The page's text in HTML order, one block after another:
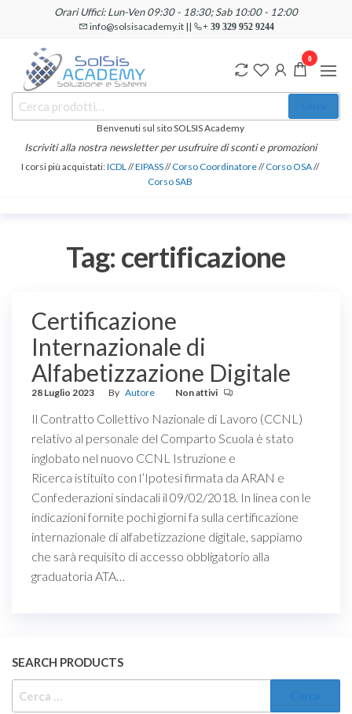
contenuto
Orari Uffici: Lun-Ven 09:30 - 18:30; Sab 10:00 - 12:00
info@solsisacademy.it || + 39 329 952 9244
SOLSIS
Academy
Corsi e
Certificazioni
Linguistiche
Benvenuti sul sito SOLSIS Academy
Iscriviti alla nostra newsletter per usufruire di sconti e promozioni
I corsi più acquistati:ICDL//EIPASS//Corso Coordinatore//Corso OSA//
Corso SAB
0
Tag: certificazione
Certificazione
Internazionale di
Alfabetizzazione Digitale
28 Luglio 2023 By Autore Non attivi
Il Contratto Collettivo Nazionale di Lavoro (CCNL)
relativo al personale del Comparto Scuola è stato
inglobato nel nuovo CCNL Istruzione e
Ricerca istituito con l’Ipotesi firmata da ARAN e
Confederazioni sindacali il 09/02/2018. In linea con le
indicazioni fornite pochi giorni fa sulla certificazione
internazionale di alfabetizzazione digitale, sappiamo
che sarà requisito di accesso obbligatorio alla
graduatoria ATA…
SEARCH PRODUCTS